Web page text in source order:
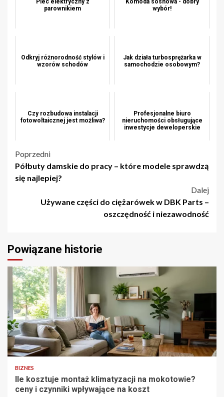
Piec elektryczny z
parownikiem
Komoda sosnowa - dobry
wybór!
Odkryj różnorodność stylów i
wzorów schodów
Jak działa turbosprężarka w
samochodzie osobowym?
Czy rozbudowa instalacji
fotowoltaicznej jest możliwa?
Profesjonalne biuro
nieruchomości obsługujące
inwestycje deweloperskie
Nawigacja
wpisu
Poprzedni
Półbuty damskie do pracy – które modele sprawdzą
się najlepiej?
Dalej
Używane części do ciężarówek w DBK Parts –
oszczędność i niezawodność
Powiązane historie
5 min odczytu
BIZNES
Ile kosztuje montaż klimatyzacji na mokotowie?
ceny i czynniki wpływające na koszt